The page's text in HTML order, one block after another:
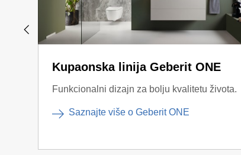
Kupaonska linija Geberit ONE
Funkcionalni dizajn za bolju kvalitetu života.
Saznajte više o Geberit ONE